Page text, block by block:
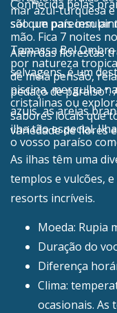
mar azul-turquesa
sol que parecem
mão. Fica 7 noites
Tamassa Bel
por natureza
de meia pensão,
piscina, mergulha
cristalinas ou
sabores locais que
ilha tão especial.
o vosso paraíso
Conhecida pelas
são um país insular
Além das florestas
selvagens, é um
pedaço de
azuis, as areias
variedade de flores
As ilhas têm uma
templos e vulcões,
resorts incríveis.
Moeda: Rupia
Duração do
Diferença
Clima:
ocasionais. As